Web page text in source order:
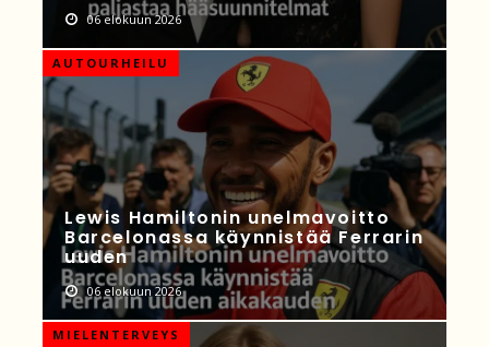
06 elokuun 2026
AUTOURHEILU
Lewis Hamiltonin unelmavoitto
Barcelonassa käynnistää Ferrarin
uuden
06 elokuun 2026
MIELENTERVEYS